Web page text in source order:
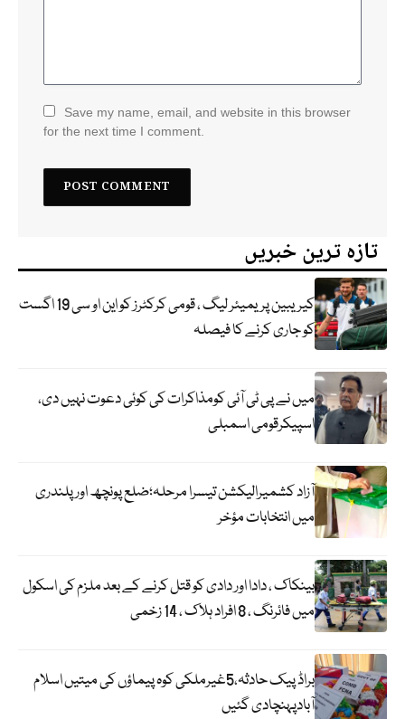
Save my name, email, and website in this browser
for the next time I comment.
تازہ ترین خبریں
کیریبین پریمیئر لیگ ، قومی کرکٹرز کو این او سی 19 اگست
کو جاری کرنے کا فیصلہ
میں نے پی ٹی آئی کومذاکرات کی کوئی دعوت نہیں دی،
اسپیکرقومی اسمبلی
آزاد کشمیرالیکشن تیسرا مرحلہ؛ضلع پونچھ اور پلندری
میں انتخابات مؤخر
بینکاک ، دادا اور دادی کو قتل کرنے کے بعد ملزم کی اسکول
میں فائرنگ ، 8 افراد ہلاک ، 14 زخمی
براڈ پیک حادثہ،5غیرملکی کوہ پیماؤں کی میتیں اسلام
آبادپہنچادی گئیں